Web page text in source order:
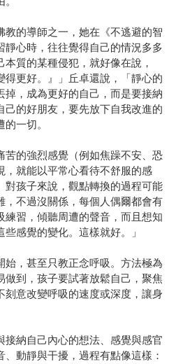
教的導師之一，她在《不逃避的智
靜心時，往往覺得自己的情況多多
質的某種侵犯，就好像在說，
得更好。』」丘卓還說，「靜心的
掉，成為更好的自己，而是要接納
己的好朋友，要先放下自我改進的
一切。
苦的強烈感覺（例如焦躁不安、恐
，就能以平常心看待不舒服的感
對孩子來說，觀點轉換的過程可能
，不過沒關係，每個人偶爾都會有
練習，傾聽周遭的聲音，而且想知
感覺的變化。這樣就好。」
始，甚至只教正念呼吸。方法極為
做到，孩子要試著放鬆自己，聚焦
刻意改變呼吸的速度或深度，讓身
接納自己內心的想法、感覺與感官
動靜與干擾，過程有點像這樣：